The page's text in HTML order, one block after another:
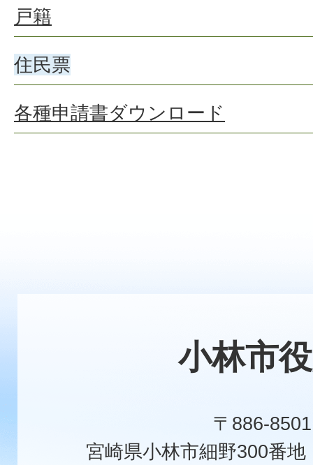
戸籍
住民票
各種申請書ダウンロード
小林市
〒886-8501
宮崎県小林市細野300番